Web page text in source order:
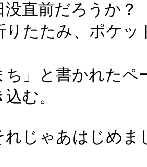
直前だろうか？
りたたみ、ポケ
ち」と書かれた
む。
れじゃあはじめ